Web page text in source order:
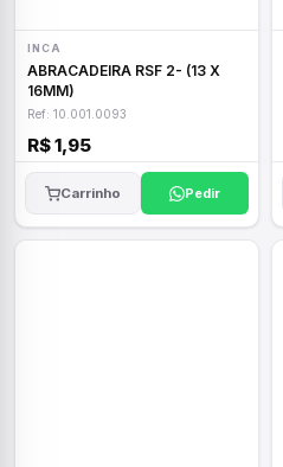
INCA
ABRACADEIRA RSF 2- (13 X
16MM)
Ref: 10.001.0093
R$ 1,95
Carrinho Pedir